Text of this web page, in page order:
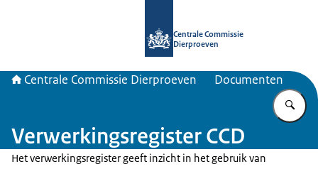
Centrale Commissie
Dierproeven
Centrale Commissie Dierproeven Documenten
Verwerkingsregister CCD
Het verwerkingsregister geeft inzicht in het gebruik van